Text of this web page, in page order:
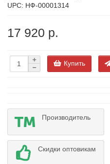
UPC: НФ-00001314
17 920 р.
Купить
Производитель
Скидки оптовикам